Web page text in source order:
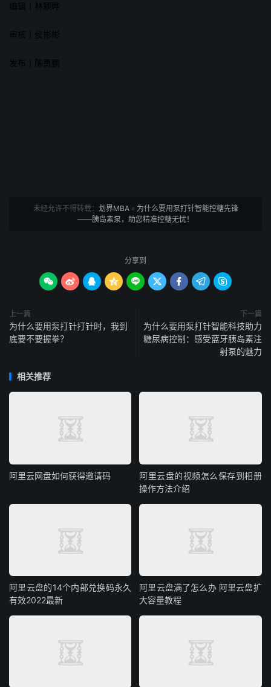
编辑丨林颖晔
审核丨侯彬彬
发布丨陈勇鹏
未经允许不得转载： 划界MBA» 为什么要用泵打针智能控糖先锋
——胰岛素泵，助您精准控糖无忧！
分享到
        
上一篇
为什么要用泵打针打针时，我到
底要不要握拳？
下一篇
为什么要用泵打针智能科技助力
糖尿病控制：感受蓝牙胰岛素注
射泵的魅力
相关推荐
阿里云网盘如何获得邀请码
阿里云盘的视频怎么保存到相册
操作方法介绍
阿里云盘的14个内部兑换码永久
有效2022最新
阿里云盘满了怎么办 阿里云盘扩
大容量教程